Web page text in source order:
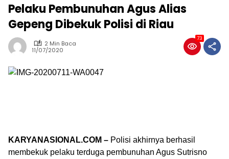
Pelaku Pembunuhan Agus Alias
Gepeng Dibekuk Polisi di Riau
2 Min Baca
11/07/2020
73
KARYANASIONAL.COM – Polisi akhirnya berhasil
membekuk pelaku terduga pembunuhan Agus Sutrisno